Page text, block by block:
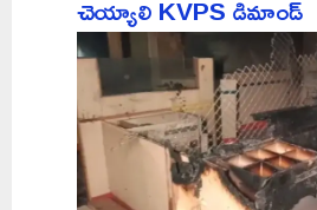
చెయ్యాలి KVPS డిమాండ్